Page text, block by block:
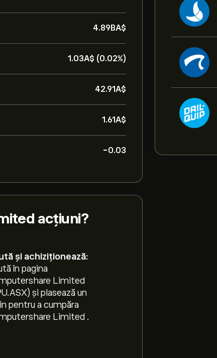
4.89B‎A$‎
1.03‎A$‎ (0.02%)
42.91‎A$‎
1.61‎A$‎
-0.03
acțiuni?
și achiziționează:
în pagina
Limited
și plasează un
pentru a cumpăra
Limited .